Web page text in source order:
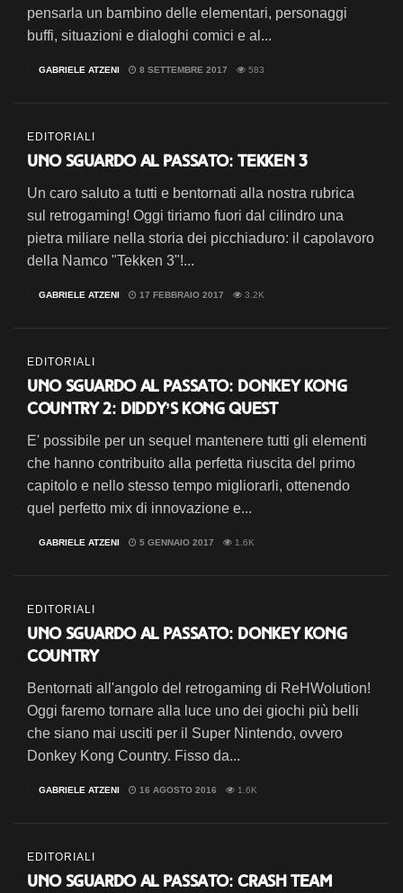
pensarla un bambino delle elementari, personaggi
buffi, situazioni e dialoghi comici e al...
GABRIELE ATZENI 8 SETTEMBRE 2017 583
EDITORIALI
Uno sguardo al passato: Tekken 3
Un caro saluto a tutti e bentornati alla nostra rubrica
sul retrogaming! Oggi tiriamo fuori dal cilindro una
pietra miliare nella storia dei picchiaduro: il capolavoro
della Namco "Tekken 3"!...
GABRIELE ATZENI 17 FEBBRAIO 2017 3.2K
EDITORIALI
Uno sguardo al passato: Donkey Kong
Country 2: Diddy’s Kong Quest
E' possibile per un sequel mantenere tutti gli elementi
che hanno contribuito alla perfetta riuscita del primo
capitolo e nello stesso tempo migliorarli, ottenendo
quel perfetto mix di innovazione e...
GABRIELE ATZENI 5 GENNAIO 2017 1.6K
EDITORIALI
Uno sguardo al passato: Donkey Kong
Country
Bentornati all'angolo del retrogaming di ReHWolution!
Oggi faremo tornare alla luce uno dei giochi più belli
che siano mai usciti per il Super Nintendo, ovvero
Donkey Kong Country. Fisso da...
GABRIELE ATZENI 16 AGOSTO 2016 1.6K
EDITORIALI
Uno sguardo al passato: Crash Team